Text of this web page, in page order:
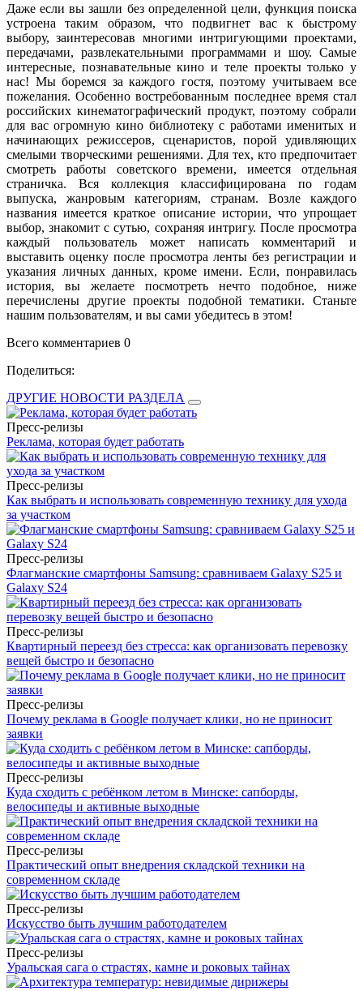
Даже если вы зашли без определенной цели, функция поиска
устроена таким образом, что подвигнет вас к быстрому
выбору, заинтересовав многими интригующими проектами,
передачами, развлекательными программами и шоу. Самые
интересные, познавательные кино и теле проекты только у
нас! Мы боремся за каждого гостя, поэтому учитываем все
пожелания. Особенно востребованным последнее время стал
российских кинематографический продукт, поэтому собрали
для вас огромную кино библиотеку с работами именитых и
начинающих режиссеров, сценаристов, порой удивляющих
смелыми творческими решениями. Для тех, кто предпочитает
смотреть работы советского времени, имеется отдельная
страничка. Вся коллекция классифицирована по годам
выпуска, жанровым категориям, странам. Возле каждого
названия имеется краткое описание истории, что упрощает
выбор, знакомит с сутью, сохраняя интригу. После просмотра
каждый пользователь может написать комментарий и
выставить оценку после просмотра ленты без регистрации и
указания личных данных, кроме имени. Если, понравилась
история, вы желаете посмотреть нечто подобное, ниже
перечислены другие проекты подобной тематики. Станьте
нашим пользователям, и вы сами убедитесь в этом!
Всего комментариев 0
Поделиться:
ДРУГИЕ НОВОСТИ РАЗДЕЛА
Пресс-релизы
Реклама, которая будет работать
Пресс-релизы
Как выбрать и использовать современную технику для ухода
за участком
Пресс-релизы
Флагманские смартфоны Samsung: сравниваем Galaxy S25 и
Galaxy S24
Пресс-релизы
Квартирный переезд без стресса: как организовать перевозку
вещей быстро и безопасно
Пресс-релизы
Почему реклама в Google получает клики, но не приносит
заявки
Пресс-релизы
Куда сходить с ребёнком летом в Минске: сапборды,
велосипеды и активные выходные
Пресс-релизы
Практический опыт внедрения складской техники на
современном складе
Пресс-релизы
Искусство быть лучшим работодателем
Пресс-релизы
Уральская сага о страстях, камне и роковых тайнах